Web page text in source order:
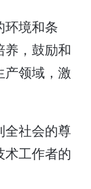
境和条
，鼓励和
产领域，激
全社会的尊
术工作者的